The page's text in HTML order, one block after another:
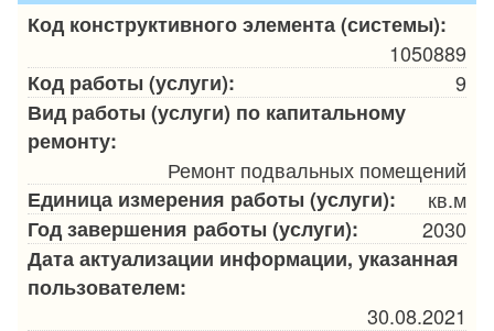
Код конструктивного элемента (системы):
1050889
Код работы (услуги):
9
Вид работы (услуги) по капитальному
ремонту:
Ремонт подвальных помещений
Единица измерения работы (услуги):
кв.м
Год завершения работы (услуги):
2030
Дата актуализации информации, указанная
пользователем:
30.08.2021